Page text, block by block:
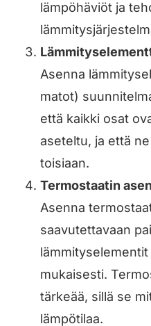
lämpöhäviöt ja
Asenna
matot)
että kaikki osat
aseteltu, ja että
toisiaan.
Termostaatin
Asenna
saavutettavaan
mukaisesti.
tärkeää, sillä se
lämpötilaa.